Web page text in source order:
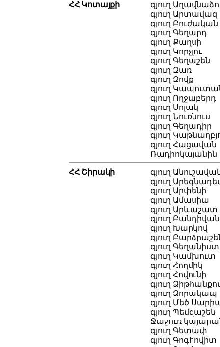
ՀՀ Կոտայքի
գյուղ
գյուղ Արտավազ
գյուղ Բուժական
գյուղ Գեղարդ
գյուղ Քաղսի
գյուղ Կորչլու
գյուղ Գեղաշեն
գյուղ Զառ
գյուղ Զովք
գյուղ
գյուղ Ողջաբերդ
գյուղ Սոլակ
գյուղ Նուռնուս
գյուղ Գեղադիր
գյուղ
գյուղ Հացավան
Ռադիոկայանին
ՀՀ Շիրակի
գյուղ
գյուղ
գյուղ Արփենի
գյուղ Ամասիա
գյուղ Արևաշատ
գյուղ Բանդիվան
գյուղ Խարկով
գյուղ
գյուղ Գեղանիստ
գյուղ Կամխուտ
գյուղ Հողմիկ
գյուղ Հովունի
գյուղ
գյուղ Ձորակապ
գյուղ Մեծ
գյուղ Պեմզաշեն
Ջաջուռ
գյուղ Գետափ
գյուղ Գոգհովիտ